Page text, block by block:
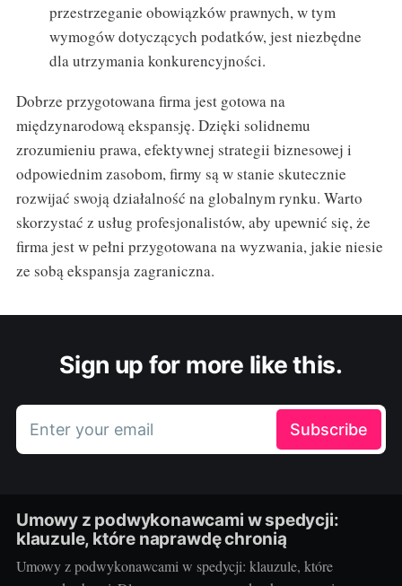
przestrzeganie obowiązków prawnych, w tym
wymogów dotyczących podatków, jest niezbędne
dla utrzymania konkurencyjności.
Dobrze przygotowana firma jest gotowa na
międzynarodową ekspansję. Dzięki solidnemu
zrozumieniu prawa, efektywnej strategii biznesowej i
odpowiednim zasobom, firmy są w stanie skutecznie
rozwijać swoją działalność na globalnym rynku. Warto
skorzystać z usług profesjonalistów, aby upewnić się, że
firma jest w pełni przygotowana na wyzwania, jakie niesie
ze sobą ekspansja zagraniczna.
Sign up for more like this.
Enter your email Subscribe
Umowy z podwykonawcami w spedycji:
klauzule, które naprawdę chronią
Umowy z podwykonawcami w spedycji: klauzule, które